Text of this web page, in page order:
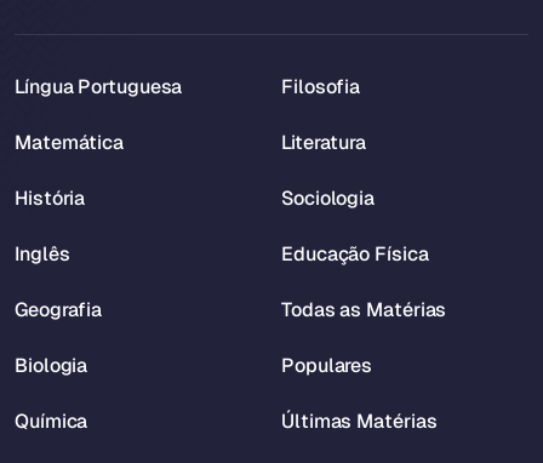
Língua Portuguesa
Matemática
História
Inglês
Geografia
Biologia
Química
Filosofia
Literatura
Sociologia
Educação Física
Todas as Matérias
Populares
Últimas Matérias